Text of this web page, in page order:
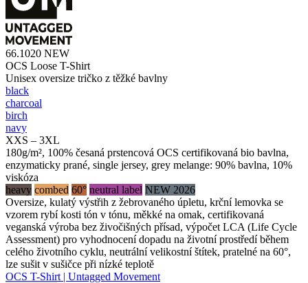
66.1020 NEW
OCS Loose T-Shirt
Unisex oversize tričko z těžké bavlny
black
charcoal
birch
navy
XXS – 3XL
180g/m², 100% česaná prstencová OCS certifikovaná bio bavlna,
enzymaticky prané, single jersey, grey melange: 90% bavlna, 10%
viskóza
heavy combed 60° neutral label NEW 2026
Oversize, kulatý výstřih z žebrovaného úpletu, krční lemovka se
vzorem rybí kosti tón v tónu, měkké na omak, certifikovaná
veganská výroba bez živočišných přísad, výpočet LCA (Life Cycle
Assessment) pro vyhodnocení dopadu na životní prostředí během
celého životního cyklu, neutrální velikostní štítek, pratelné na 60°,
lze sušit v sušičce při nízké teplotě
OCS T-Shirt | Untagged Movement